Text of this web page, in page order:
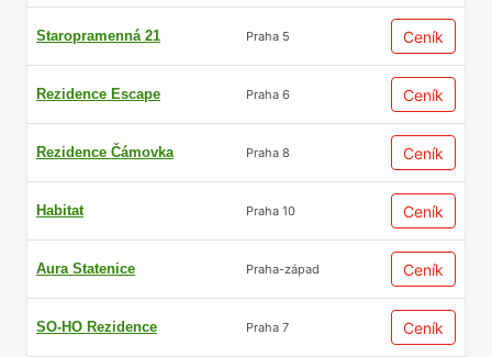
Staropramenná 21 Praha 5 Ceník
Rezidence Escape Praha 6 Ceník
Rezidence Čámovka Praha 8 Ceník
Habitat Praha 10 Ceník
Aura Statenice Praha-západ Ceník
SO-HO Rezidence Praha 7 Ceník